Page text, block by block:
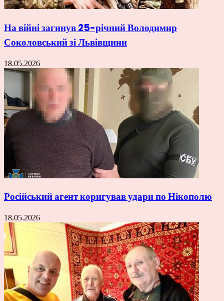
На війні загинув 25-річний Володимир
Соколовський зі Львівщини
18.05.2026
Російський агент коригував удари по Нікополю
18.05.2026